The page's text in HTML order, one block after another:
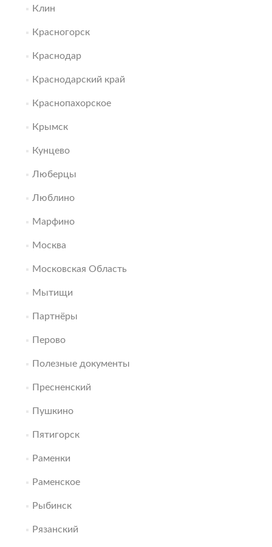
Клин
Красногорск
Краснодар
Краснодарский край
Краснопахорское
Крымск
Кунцево
Люберцы
Люблино
Марфино
Москва
Московская Область
Мытищи
Партнёры
Перово
Полезные документы
Пресненский
Пушкино
Пятигорск
Раменки
Раменское
Рыбинск
Рязанский